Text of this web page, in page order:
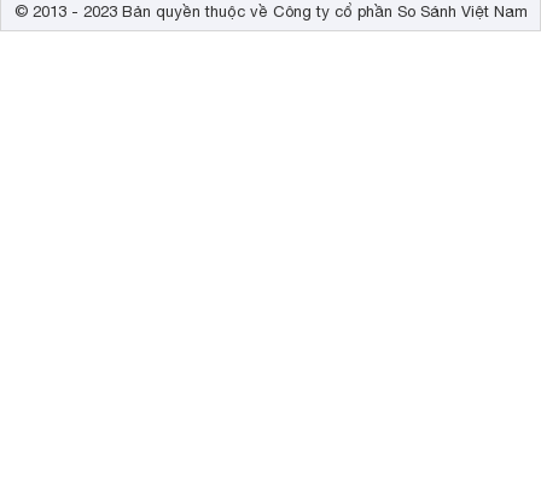
© 2013 - 2023 Bản quyền thuộc về Công ty cổ phần So Sánh Việt Nam